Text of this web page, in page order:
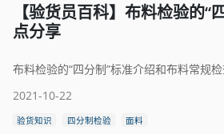
【验货员百科】布料检验的“
点分享
布料检验的“四分制”标准介绍和布料常规
2021-10-22
验货知识 四分制检验 面料